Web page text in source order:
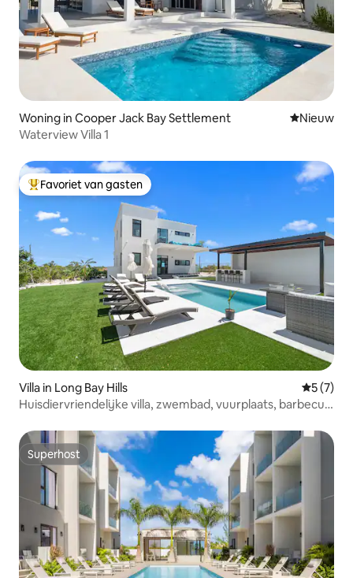
Woning in Cooper Jack Bay Settlement Nieuwe
Nieuw
Waterview Villa 1
Topfavoriet van gasten
Favoriet van gasten
Villa in Long Bay Hills
5 (7)
Huisdiervriendelijke villa, zwembad, vuurplaats, barbecue
Superhost
Superhost